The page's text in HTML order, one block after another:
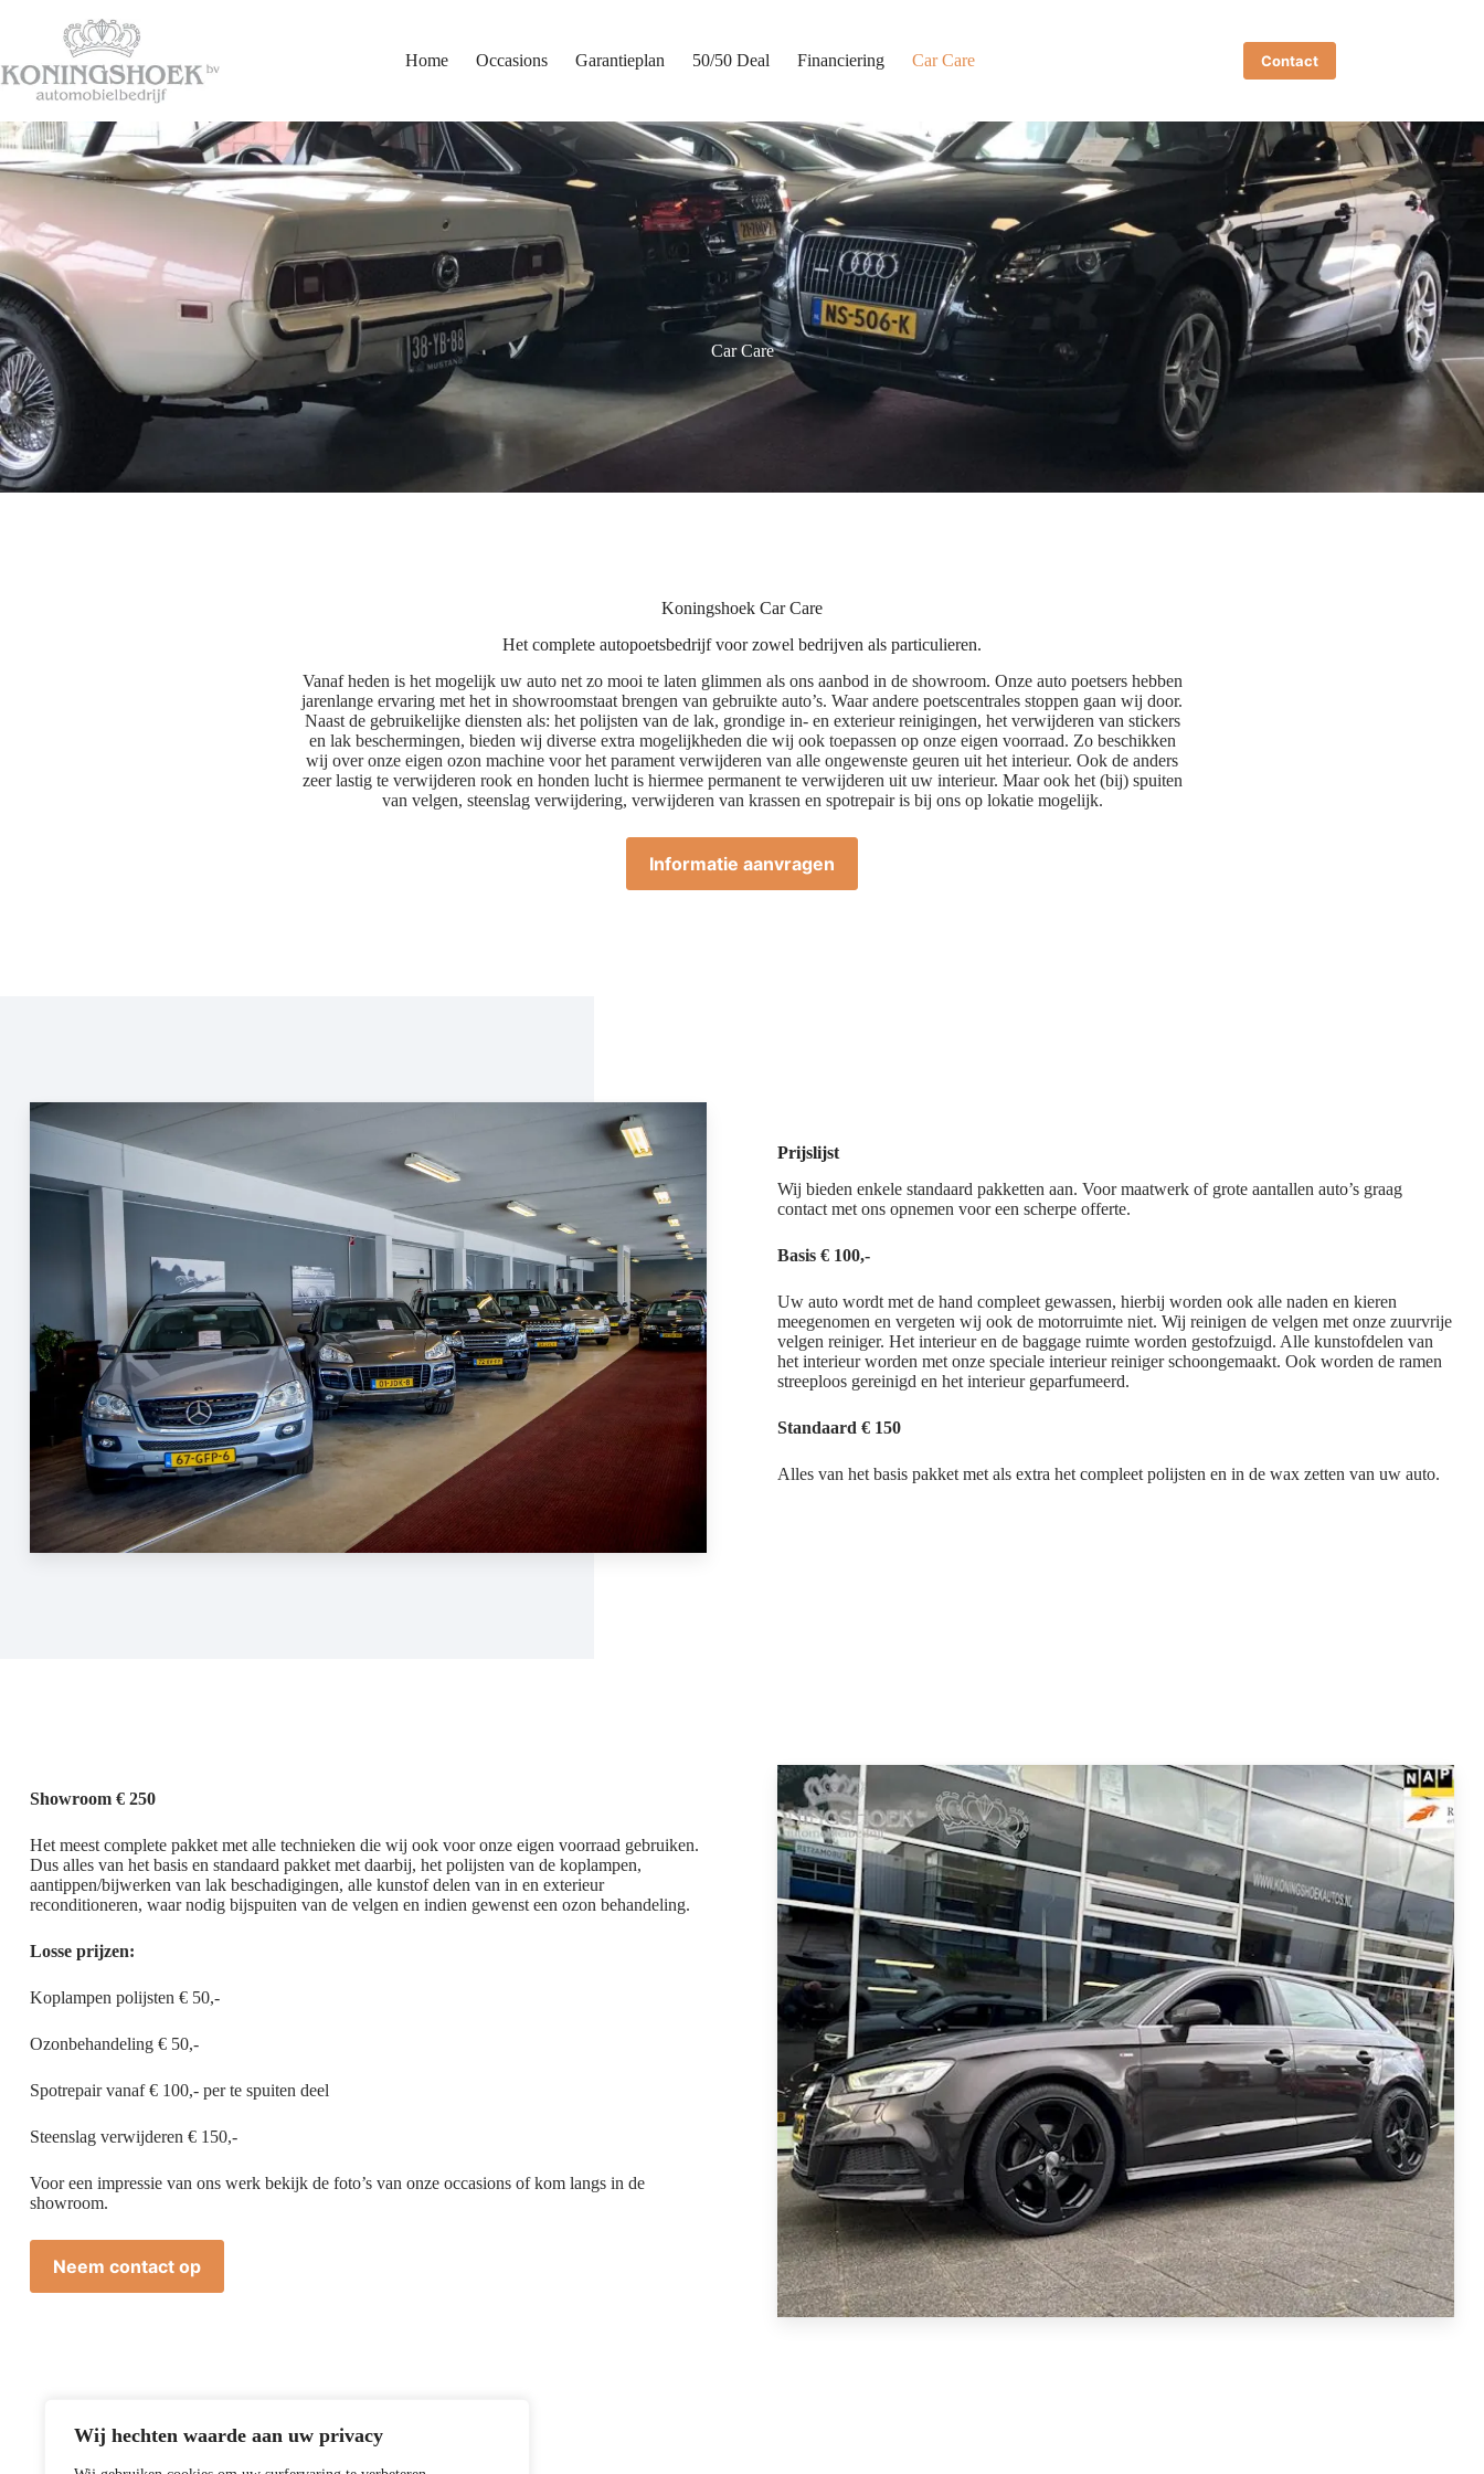
Wij hechten waarde aan uw privacy
inhoud
Home Occasions Garantieplan 50/50 Deal Financiering Car Care Contact
Car Care
Koningshoek Car Care
Het complete autopoetsbedrijf voor zowel bedrijven als particulieren.
Vanaf heden is het mogelijk uw auto net zo mooi te laten glimmen als ons aanbod in de showroom. Onze auto poetsers hebben
jarenlange ervaring met het in showroomstaat brengen van gebruikte auto’s. Waar andere poetscentrales stoppen gaan wij door.
Naast de gebruikelijke diensten als: het polijsten van de lak, grondige in- en exterieur reinigingen, het verwijderen van stickers
en lak beschermingen, bieden wij diverse extra mogelijkheden die wij ook toepassen op onze eigen voorraad. Zo beschikken
wij over onze eigen ozon machine voor het parament verwijderen van alle ongewenste geuren uit het interieur. Ook de anders
zeer lastig te verwijderen rook en honden lucht is hiermee permanent te verwijderen uit uw interieur. Maar ook het (bij) spuiten
van velgen, steenslag verwijdering, verwijderen van krassen en spotrepair is bij ons op lokatie mogelijk.
Informatie aanvragen
Prijslijst
Wij bieden enkele standaard pakketten aan. Voor maatwerk of grote aantallen auto’s graag
contact met ons opnemen voor een scherpe offerte.
Basis € 100,-
Uw auto wordt met de hand compleet gewassen, hierbij worden ook alle naden en kieren
meegenomen en vergeten wij ook de motorruimte niet. Wij reinigen de velgen met onze zuurvrije
velgen reiniger. Het interieur en de baggage ruimte worden gestofzuigd. Alle kunstofdelen van
het interieur worden met onze speciale interieur reiniger schoongemaakt. Ook worden de ramen
streeploos gereinigd en het interieur geparfumeerd.
Standaard € 150
Alles van het basis pakket met als extra het compleet polijsten en in de wax zetten van uw auto.
Showroom € 250
Het meest complete pakket met alle technieken die wij ook voor onze eigen voorraad gebruiken.
Dus alles van het basis en standaard pakket met daarbij, het polijsten van de koplampen,
aantippen/bijwerken van lak beschadigingen, alle kunstof delen van in en exterieur
reconditioneren, waar nodig bijspuiten van de velgen en indien gewenst een ozon behandeling.
Losse prijzen:
Koplampen polijsten € 50,-
Ozonbehandeling € 50,-
Spotrepair vanaf € 100,- per te spuiten deel
Steenslag verwijderen € 150,-
Voor een impressie van ons werk bekijk de foto’s van onze occasions of kom langs in de
showroom.
Neem contact op